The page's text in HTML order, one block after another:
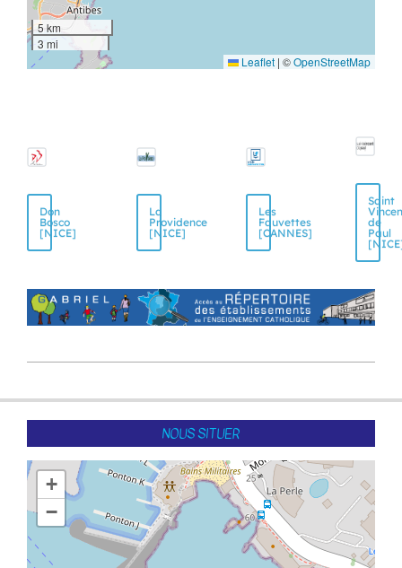
5 km
3 mi
Leaflet | ©OpenStreetMap
Don
Bosco
[NICE]
La
Providence
[NICE]
Les
Fauvettes
[CANNES]
Saint
de
Paul
06-
30
NOUS SITUER
+
−